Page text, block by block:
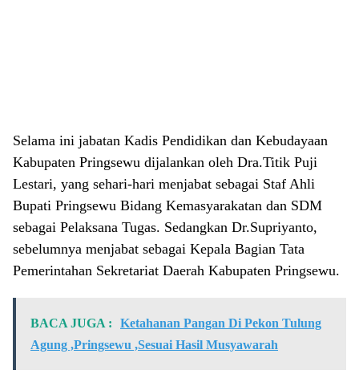
Selama ini jabatan Kadis Pendidikan dan Kebudayaan
Kabupaten Pringsewu dijalankan oleh Dra.Titik Puji
Lestari, yang sehari-hari menjabat sebagai Staf Ahli
Bupati Pringsewu Bidang Kemasyarakatan dan SDM
sebagai Pelaksana Tugas. Sedangkan Dr.Supriyanto,
sebelumnya menjabat sebagai Kepala Bagian Tata
Pemerintahan Sekretariat Daerah Kabupaten Pringsewu.
BACA JUGA :
Ketahanan Pangan Di Pekon Tulung
Agung ,Pringsewu ,Sesuai Hasil Musyawarah